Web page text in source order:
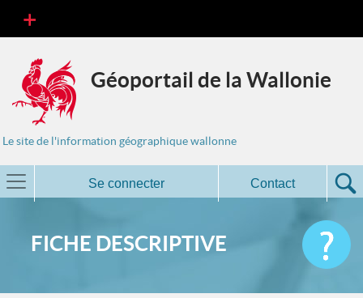
Géoportail de la Wallonie
Le site de l'information géographique wallonne
Se connecter Contact
FICHE DESCRIPTIVE